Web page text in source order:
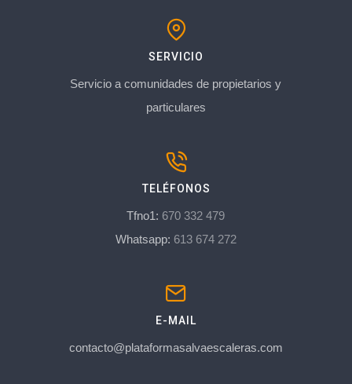
SERVICIO
Servicio a comunidades de propietarios y
particulares
TELÉFONOS
Tfno1: 670 332 479
Whatsapp: 613 674 272
E-MAIL
contacto@plataformasalvaescaleras.com